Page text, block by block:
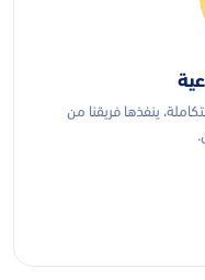
ينفذها فريقنا من